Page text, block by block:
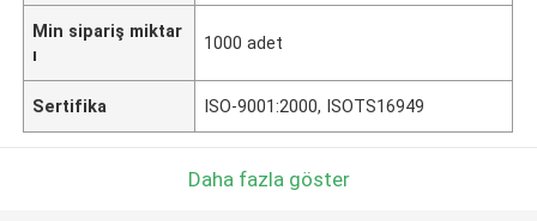
Min sipariş miktar
ı
1000 adet
Sertifika ISO-9001:2000, ISOTS16949
Daha fazla göster